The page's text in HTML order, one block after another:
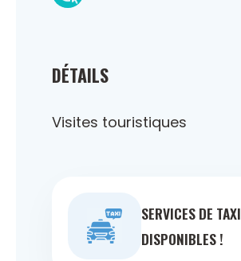
DÉTAILS
Visites touristiques
SERVICES DE TAXI
DISPONIBLES !